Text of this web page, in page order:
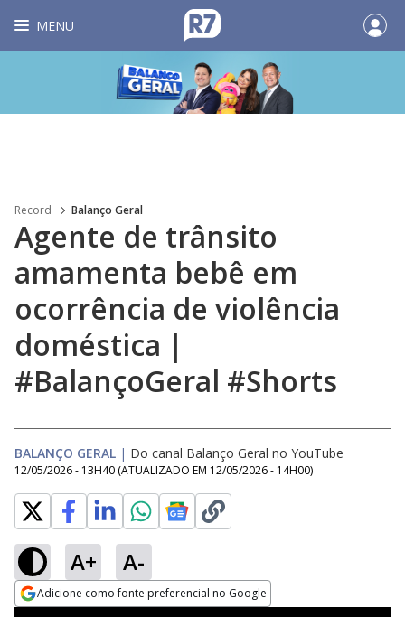
MENU
Record Balanço Geral
Agente de trânsito
amamenta bebê em
ocorrência de violência
doméstica |
#BalançoGeral #Shorts
BALANÇO GERAL | Do canal Balanço Geral no YouTube
12/05/2026 - 13H40 (ATUALIZADO EM 12/05/2026 - 14H00)
A+ A-
Adicione como fonte preferencial no Google